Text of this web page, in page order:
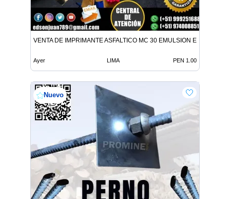
VENTA DE IMPRIMANTE ASFALTICO MC 30 EMULSION EN TODO
Ayer LIMA PEN 1.00
Nuevo